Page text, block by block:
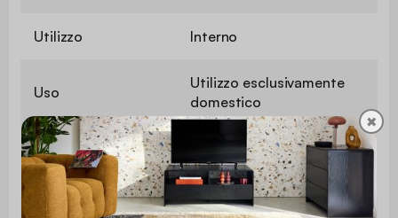
Utilizzo Interno
Uso
Utilizzo esclusivamente
domestico
Garanzia 2 anni
✖